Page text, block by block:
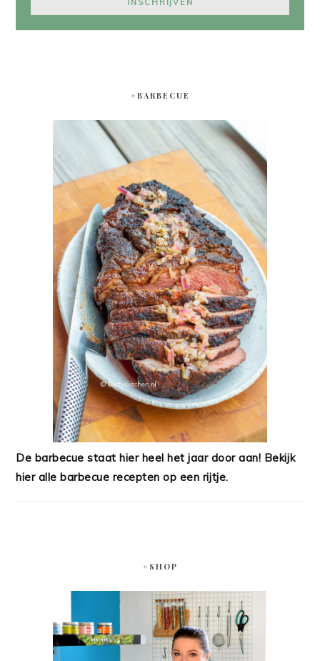
#BARBECUE
De barbecue staat hier heel het jaar door aan! Bekijk
hier alle barbecue recepten op een rijtje.
#SHOP